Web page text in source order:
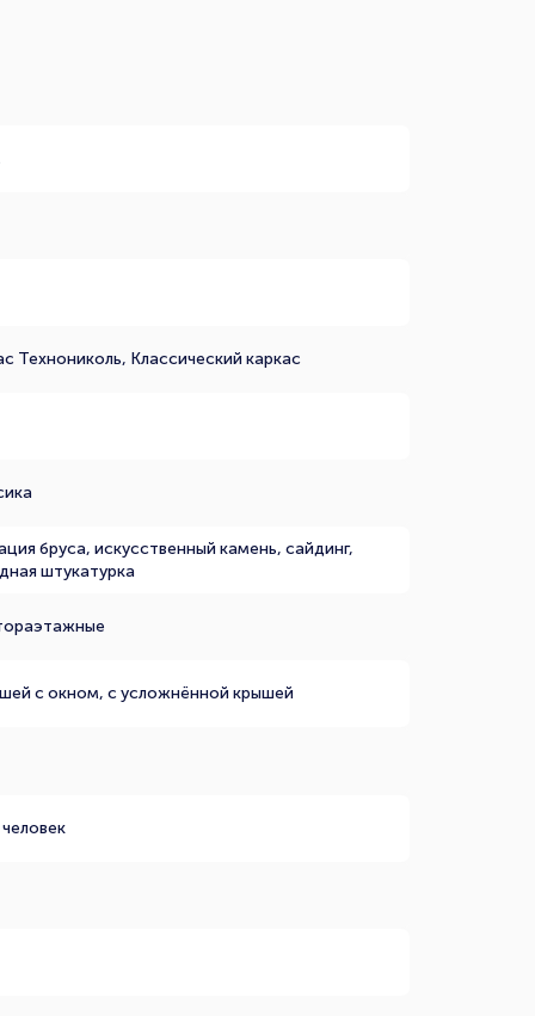
Технониколь, Классический каркас
бруса, искусственный камень, сайдинг,
штукатурка
с окном, с усложнённой крышей